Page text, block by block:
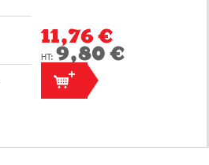
11,76 €
9,80 €